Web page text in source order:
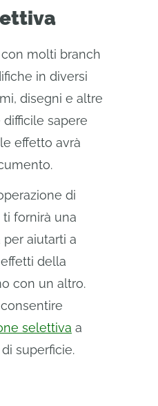
molti branch
in diversi
disegni e altre
sapere
effetto avrà
di
ti fornirà una
aiutarti a
della
con un altro.
selettiva a
superficie.